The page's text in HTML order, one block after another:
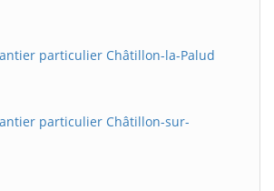
particulier Châtillon-la-Palud
particulier Châtillon-sur-